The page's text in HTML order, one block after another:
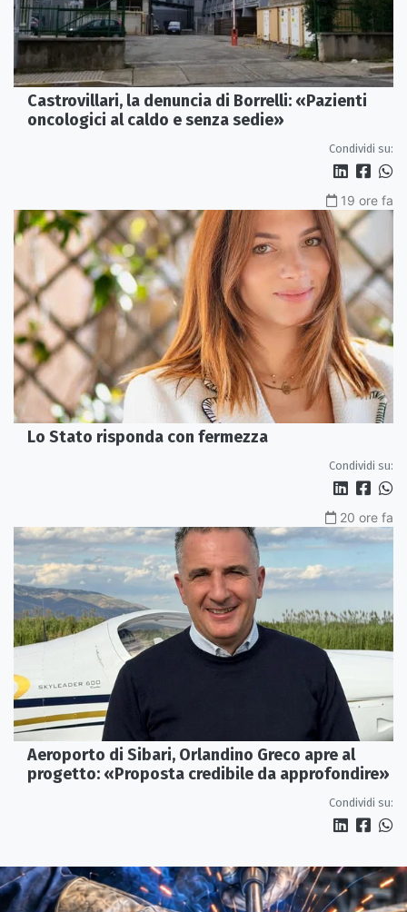
Castrovillari, la denuncia di Borrelli: «Pazienti
oncologici al caldo e senza sedie»
Condividi su:
19 ore fa
Lo Stato risponda con fermezza
Condividi su:
20 ore fa
Aeroporto di Sibari, Orlandino Greco apre al
progetto: «Proposta credibile da approfondire»
Condividi su: